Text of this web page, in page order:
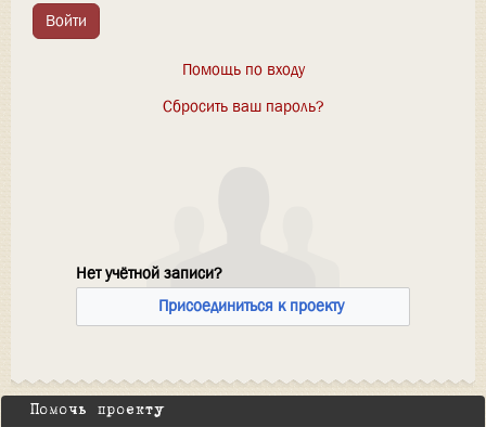
Войти
Помощь по входу
Сбросить ваш пароль?
Нет учётной записи?
Присоединиться к проекту
Помочь проекту